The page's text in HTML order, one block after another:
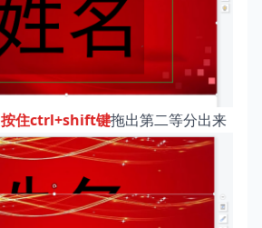
按住ctrl+shift键拖出第二等分出来